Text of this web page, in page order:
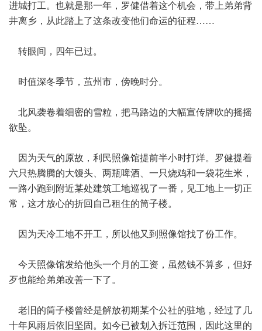
进城打工。也就是那一年，罗健借着这个机会，带上弟弟背
井离乡，从此踏上了这条改变他们命运的征程……
转眼间，四年已过。
时值深冬季节，茧州市，傍晚时分。
北风袭卷着细密的雪粒，把马路边的大幅宣传牌吹的摇摇
欲坠。
因为天气的原故，利民照像馆提前半小时打烊。罗健提着
六只热腾腾的大馒头、两瓶啤酒、一只烧鸡和一袋花生米，
一路小跑到附近某处建筑工地巡视了一番，见工地上一切正
常，这才放心的折回自己租住的筒子楼。
因为天冷工地不开工，所以他又到照像馆找了份工作。
今天照像馆发给他头一个月的工资，虽然钱不算多，但好
歹也能给弟弟改善一下了。
老旧的筒子楼曾经是解放初期某个公社的驻地，经过了几
十年风雨后依旧坚固。如今已被划入拆迁范围，因此这里的